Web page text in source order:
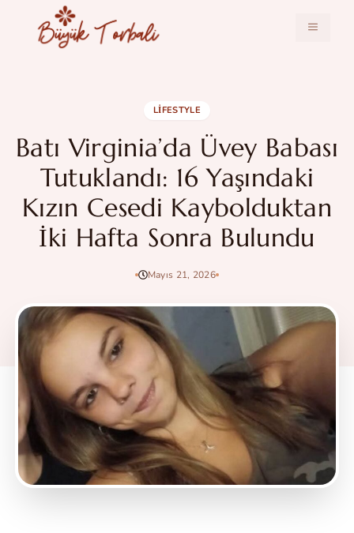
MENÜ
LIFESTYLE
Batı Virginia’da Üvey Babası
Tutuklandı: 16 Yaşındaki
Kızın Cesedi Kaybolduktan
İki Hafta Sonra Bulundu
Mayıs 21, 2026